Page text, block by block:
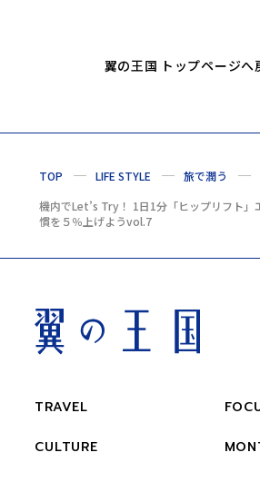
翼の王国 トップページへ
TOP LIFE STYLE
旅で潤う
機内でLet’s Try！ 1日1分「ヒップリフト
慣を５％上げようvol.7
TRAVEL
CULTURE